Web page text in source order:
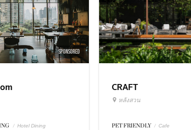
SPONSORED
/ Hotel Dining
CRAFT
หลังสวน
PET FRIENDLY / Cafe